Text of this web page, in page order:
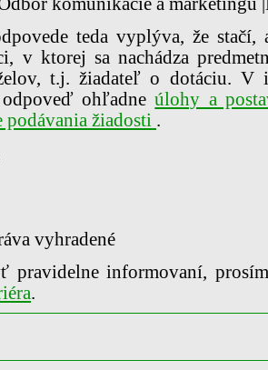
teda vyplýva, že stačí,
v ktorej sa nachádza
t.j. žiadateľ o dotáciu. V
ohľadneúlohy a
podávania žiadosti .
vyhradené
pravidelne informovaní,
.